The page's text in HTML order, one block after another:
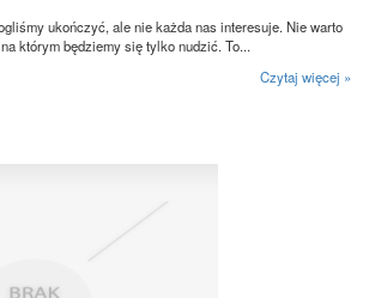
ukończyć, ale nie każda nas interesuje. Nie warto
którym będziemy się tylko nudzić. To...
Czytaj więcej »